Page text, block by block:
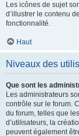
Les icônes de sujet
d’illustrer le contenu
fonctionnalité.
Haut
Niveaux des
Que sont les
Les administrateurs
contrôle sur le forum.
du forum, telles que
d’utilisateurs, la
peuvent également